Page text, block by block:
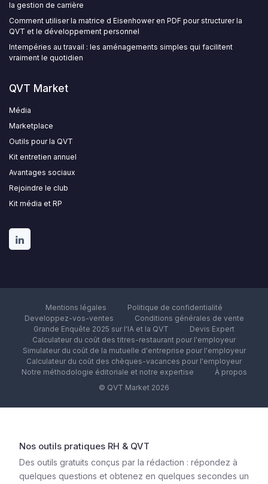
la gestion de carrière
Comment utiliser la matrice d Eisenhower en PDF pour structurer la
QVT et le développement personnel
Intempéries au travail : les aménagements simples qui facilitent
vraiment le quotidien
QVT Market
Média
Marketplace
Outils pour la QVT
Kit entretien annuel
Avantages sociaux
Rejoindre le club
Kit média et RP
Mentions légales
Politique de confidentialité
Developpez-vos-ventes
Conditions générales de vente
Grande Enquête 2025 sur l'IA et la QVT
Devis Expert
Calculateur du coût des titres-restaurant pour l'employeur
Simulateur du coût de la mutuelle d'entreprise pour l'employeur
Calculateur du coût des chèques-vacances pour l'employeur
Notre méthodologie éditoriale et notre expertise
À propos
© QVT Market 2026
Nos outils pratiques RH & QVT
Des outils gratuits conçus par la rédaction : répondez à
quelques questions et obtenez en quelques secondes un